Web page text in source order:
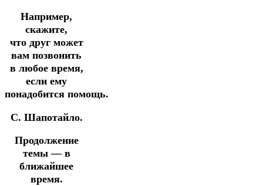
Например,
скажите,
что друг может
вам позвонить
в любое время,
если ему
понадобится помощь.
С. Шапотайло.
Продолжение
темы — в
ближайшее
время.